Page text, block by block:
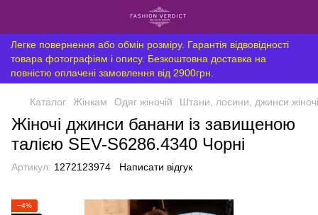
Легке повернення або обмін розміру. Гарантія відвовідності
товара фотографіям і опису. Безкоштовна доставка на
повністю оплачені замовлення від 2900грн.
Каталог Жінкам Одяг жіночій Штани, лосини, джинси жіночі
Жіночі джинси банани із завищеною
талією SEV-S6286.4340 Чорні
Артикул: 1272123974 Написати відгук
−4%